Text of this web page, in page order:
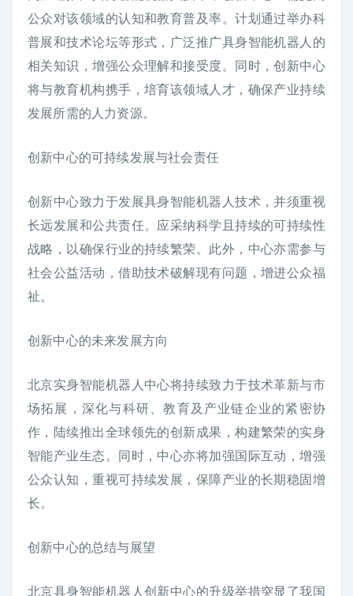
公众对该领域的认知和教育普及率。计划通过举办科
普展和技术论坛等形式，广泛推广具身智能机器人的
相关知识，增强公众理解和接受度。同时，创新中心
将与教育机构携手，培育该领域人才，确保产业持续
发展所需的人力资源。
创新中心的可持续发展与社会责任
创新中心致力于发展具身智能机器人技术，并须重视
长远发展和公共责任。应采纳科学且持续的可持续性
战略，以确保行业的持续繁荣。此外，中心亦需参与
社会公益活动，借助技术破解现有问题，增进公众福
祉。
创新中心的未来发展方向
北京实身智能机器人中心将持续致力于技术革新与市
场拓展，深化与科研、教育及产业链企业的紧密协
作，陆续推出全球领先的创新成果，构建繁荣的实身
智能产业生态。同时，中心亦将加强国际互动，增强
公众认知，重视可持续发展，保障产业的长期稳固增
长。
创新中心的总结与展望
北京具身智能机器人创新中心的升级举措突显了我国